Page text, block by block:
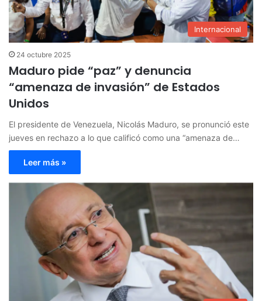
Internacional
24 octubre 2025
Maduro pide “paz” y denuncia
“amenaza de invasión” de Estados
Unidos
El presidente de Venezuela, Nicolás Maduro, se pronunció este
jueves en rechazo a lo que calificó como una “amenaza de…
Leer más »